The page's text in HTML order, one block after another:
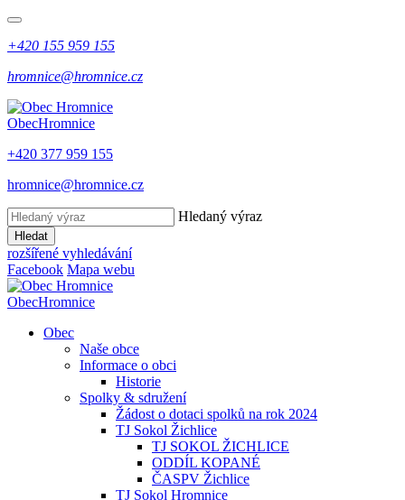
+420 155 959 155
hromnice@hromnice.cz
ObecHromnice
+420 377 959 155
hromnice@hromnice.cz
Hledaný výraz
Hledat
rozšířené vyhledávání
Facebook Mapa webu
ObecHromnice
Obec
Naše obce
Informace o obci
Historie
Spolky & sdružení
Žádost o dotaci spolků na rok 2024
TJ Sokol Žichlice
TJ SOKOL ŽICHLICE
ODDÍL KOPANÉ
ČASPV Žichlice
TJ Sokol Hromnice